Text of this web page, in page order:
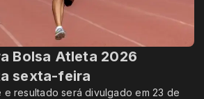
Bolsa Atleta 2026
sexta-feira
e resultado será divulgado em 23 de